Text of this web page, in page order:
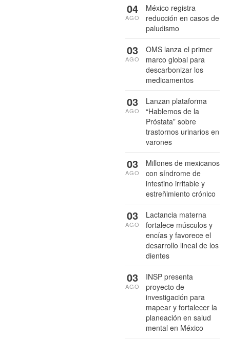
México registra
reducción en casos de
paludismo
04
AGO
OMS lanza el primer
marco global para
descarbonizar los
medicamentos
03
AGO
Lanzan plataforma
“Hablemos de la
Próstata” sobre
trastornos urinarios en
varones
03
AGO
Millones de mexicanos
con síndrome de
intestino irritable y
estreñimiento crónico
03
AGO
Lactancia materna
fortalece músculos y
encías y favorece el
desarrollo lineal de los
dientes
03
AGO
INSP presenta
proyecto de
investigación para
mapear y fortalecer la
planeación en salud
mental en México
03
AGO